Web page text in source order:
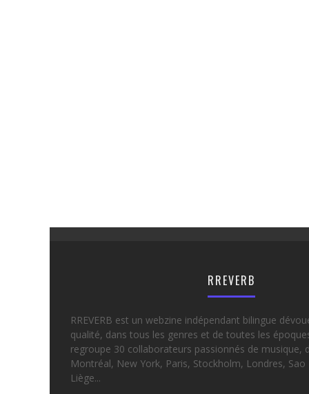
RREVERB
RREVERB est un webzine indépendant bilingue
qualité, dans tous les genres et de toutes les
regroupe 30 collaborateurs passionnés de musique,
Montréal, New York, Paris, Stockholm, Londres, Sao
Liège...